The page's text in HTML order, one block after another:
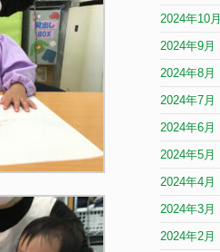
2024年10月
2024年9月
2024年8月
2024年7月
2024年6月
2024年5月
2024年4月
2024年3月
2024年2月